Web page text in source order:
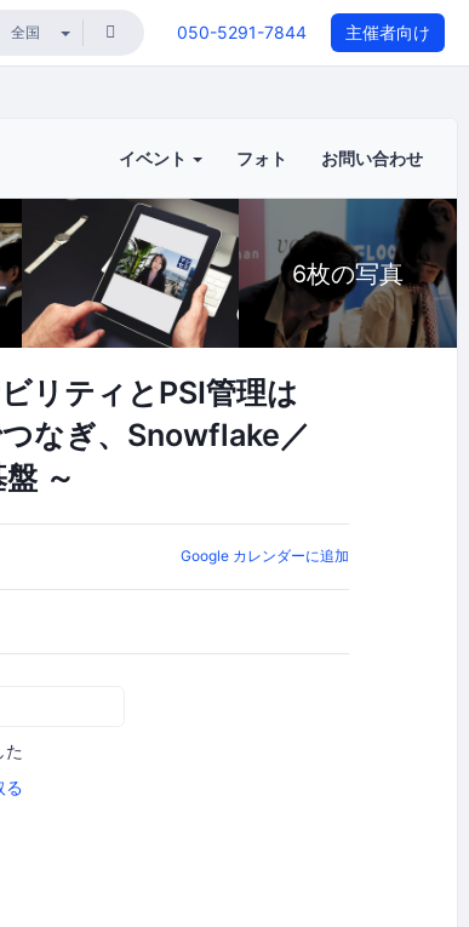
050-5291-7844 主催者向け
イベント フォト お問い合わせ
6枚の写真
リティとPSI管理は
なぎ、Snowflake／
～
Google カレンダーに追加
た
る